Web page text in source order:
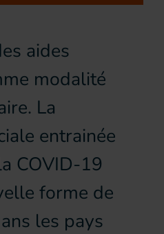
aides
modalité
La
entrainée
COVID-19
forme de
les pays